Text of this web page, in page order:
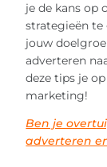
je de kans op
strategieën te
jouw
adverteren
deze tips je
marketing!
Ben je
adverteren